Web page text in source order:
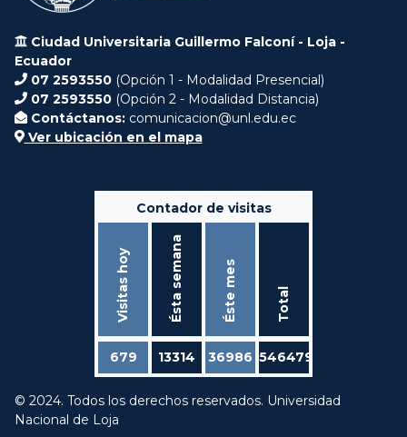
Ciudad Universitaria Guillermo Falconí - Loja -
Ecuador
07 2593550 (Opción 1 - Modalidad Presencial)
07 2593550 (Opción 2 - Modalidad Distancia)
Contáctanos: comunicacion@unl.edu.ec
Ver ubicación en el mapa
Contador de visitas
Visitas hoy Ésta semana Éste mes Total
679 13314 36986 546479
© 2024. Todos los derechos reservados. Universidad
Nacional de Loja